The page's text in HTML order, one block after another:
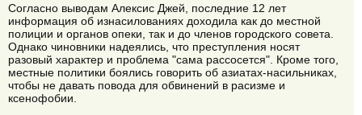
Согласно выводам Алексис Джей, последние 12 лет
информация об изнасилованиях доходила как до местной
полиции и органов опеки, так и до членов городского совета.
Однако чиновники надеялись, что преступления носят
разовый характер и проблема "сама рассосется". Кроме того,
местные политики боялись говорить об азиатах-насильниках,
чтобы не давать повода для обвинений в расизме и
ксенофобии.